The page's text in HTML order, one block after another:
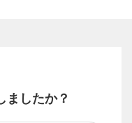
ましたか？